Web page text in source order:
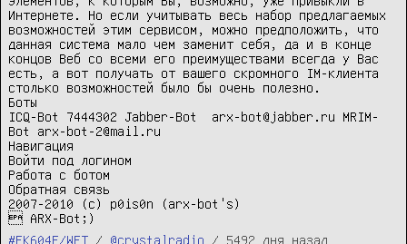
Интернете. Но если учитывать весь набор предлагаемых
возможностей этим сервисом, можно предположить, что
данная система мало чем заменит себя, да и в конце
концов Веб со всеми его преимуществами всегда у Вас
есть, а вот получать от вашего скромного IM-клиента
столько возможностей было бы очень полезно.
Боты
ICQ-Bot 7444302 Jabber-Bot  arx-bot@jabber.ru MRIM-
Bot arx-bot-2@mail.ru
Навигация
Войти под логином
Работа с ботом
Обратная связь
2007-2010 (c) p0is0n (arx-bot's)
 ARX-Bot;)
#EK604E/WFT
/ @crystalradio / 5492 дня назад